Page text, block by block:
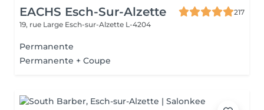
EACHS Esch-Sur-Alzette
217
19, rue Large Esch-sur-Alzette L-4204
Permanente
Permanente + Coupe